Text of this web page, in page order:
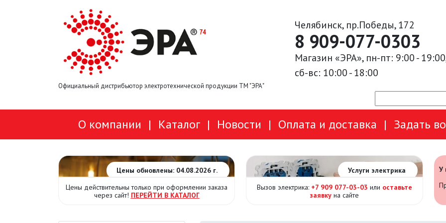
Официальный дистрибьютор электротехнической продукции ТМ "ЭРА"
Челябинск, пр.Победы, 172
8 909-077-0303
Магазин «ЭРА», пн-пт: 9:00 -
сб-вс: 10:00 - 18:00
О компании | Каталог | Новости | Оплата и доставка | Задать
Цены обновлены: 04.08.2026 г.
Цены действительны только при оформлении заказа
через сайт! ПЕРЕЙТИ В КАТАЛОГ
Услуги электрика
Вызов электрика: +7 909 077-03-03 или оставьте
заявку на сайте
У